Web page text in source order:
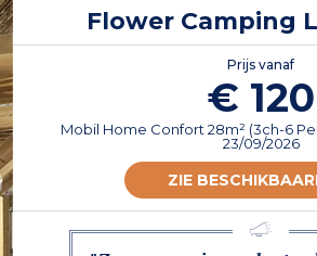
Flower Camping
Prijs vanaf
€ 120
Mobil Home Confort 28m² (3ch-6
23/09/2026
ZIE